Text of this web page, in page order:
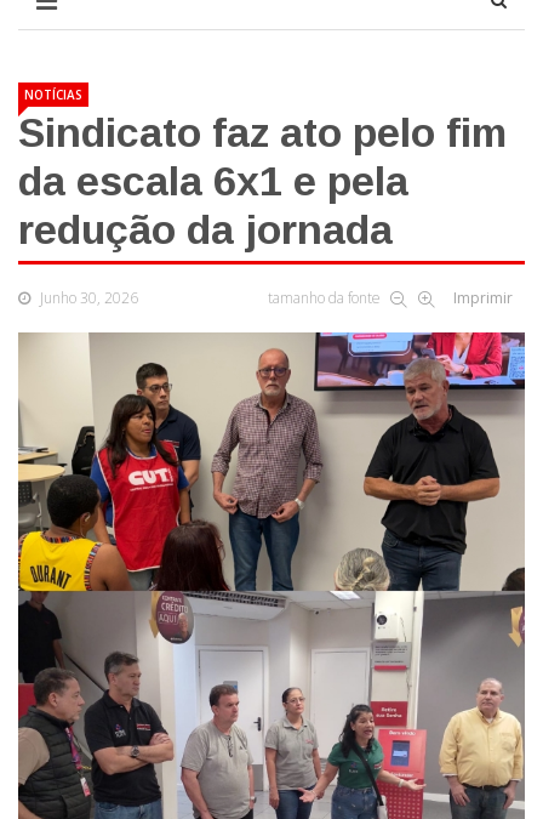
NOTÍCIAS
Sindicato faz ato pelo fim
da escala 6x1 e pela
redução da jornada
Junho 30, 2026 tamanho da fonte Imprimir